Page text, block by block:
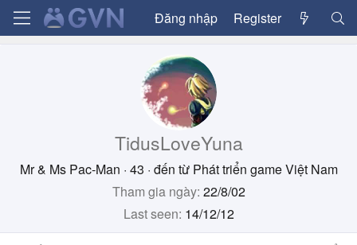
Đăng nhập Register
TidusLoveYuna
Mr & Ms Pac-Man · 43 · đến từ Phát triển game Việt Nam
Tham gia ngày 22/8/02
Last seen 14/12/12